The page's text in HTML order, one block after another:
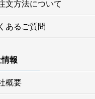
文方法について
あるご質問
報
概要